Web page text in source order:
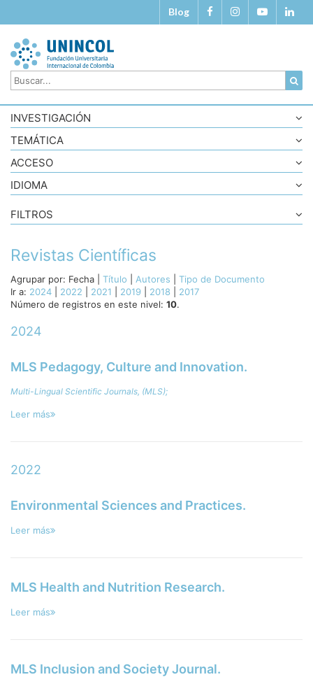
Blog
INVESTIGACIÓN
TEMÁTICA
ACCESO
IDIOMA
Revistas Científicas
Agrupar por: Fecha Título Autores
Tipo de Documento
Ir a: 2024 2022 2021 2019 2018
2017
Número de registros en este nivel: 10.
2024
MLS Pedagogy, Culture and Innovation.
Multi-Lingual Scientific Journals, (MLS);
Leer más
2022
Environmental Sciences and Practices.
Leer más
MLS Health and Nutrition Research.
Leer más
MLS Inclusion and Society Journal.
FILTROS